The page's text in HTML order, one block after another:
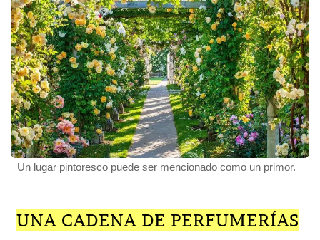
Un lugar pintoresco puede ser mencionado como un primor.
UNA CADENA DE PERFUMERÍAS